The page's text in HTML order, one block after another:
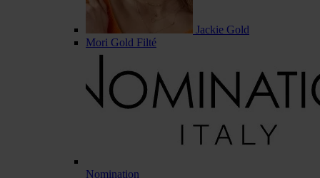
Jackie Gold
Mori Gold Filté
Nomination